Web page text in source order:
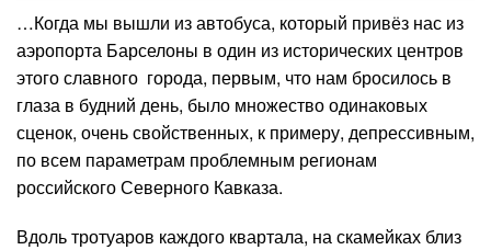
…Когда мы вышли из автобуса, который привёз нас из
аэропорта Барселоны в один из исторических центров
этого славного города, первым, что нам бросилось в
глаза в будний день, было множество одинаковых
сценок, очень свойственных, к примеру, депрессивным,
по всем параметрам проблемным регионам
российского Северного Кавказа.
Вдоль тротуаров каждого квартала, на скамейках близ